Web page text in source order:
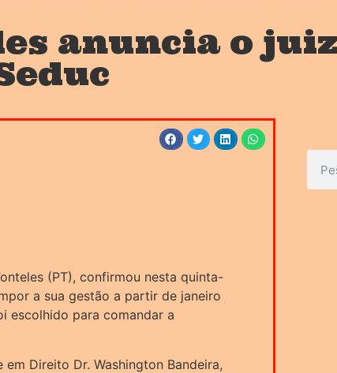
anuncia o
(PT), confirmou nesta quinta-
a sua gestão a partir de janeiro
escolhido para comandar a
Direito Dr. Washington Bandeira,